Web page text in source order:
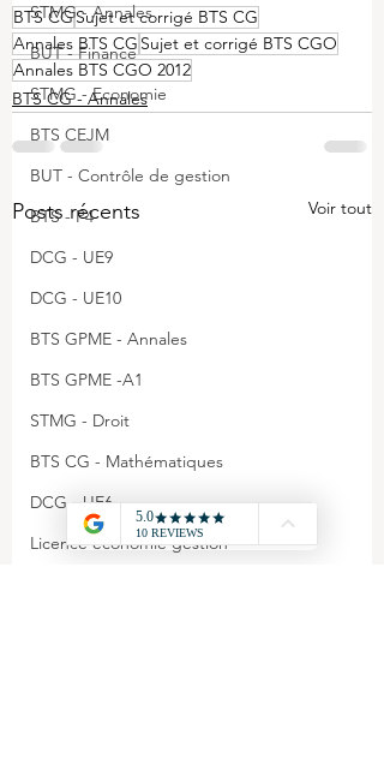
STMG - Annales
BUT - Finance
STMG - Economie
BTS CEJM
BUT - Contrôle de gestion
BTS - P4
DCG - UE9
DCG - UE10
BTS GPME - Annales
BTS GPME -A1
STMG - Droit
BTS CG - Mathématiques
DCG - UE6
Licence économie gestion
BTS CGSujet et corrigé BTS CG
Annales BTS CG Sujet et corrigé BTS CGO
Annales BTS CGO 2012
BTS CG - Annales
Posts récents Voir tout